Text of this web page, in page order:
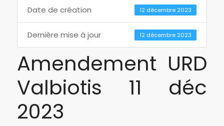
Date de création 12 décembre 2023
Dernière mise à jour 12 décembre 2023
Amendement URD
Valbiotis 11 déc
2023